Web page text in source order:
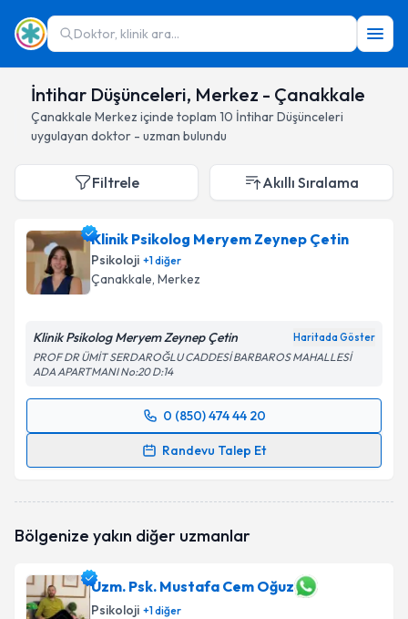
Doktor, klinik ara...
İntihar Düşünceleri, Merkez - Çanakkale
Çanakkale Merkez içinde toplam 10 İntihar Düşünceleri
uygulayan doktor - uzman bulundu
Filtrele Akıllı Sıralama
Klinik Psikolog Meryem Zeynep Çetin
Psikoloji +1diğer
Çanakkale, Merkez
Klinik Psikolog Meryem Zeynep Çetin Haritada Göster
PROF DR ÜMİT SERDAROĞLU CADDESİ BARBAROS MAHALLESİ
ADA APARTMANI No:20 D:14
0 (850) 474 44 20
Randevu Talep Et
Randevu Takvimi Talebi
takvimi talebi oluşturun. Size bu uzmandan randevu
bilgilendireceğiz.
E-posta Adresiniz
Bölgenize yakın diğer uzmanlar
Uzm. Psk. Mustafa Cem Oğuz
Psikoloji +1diğer